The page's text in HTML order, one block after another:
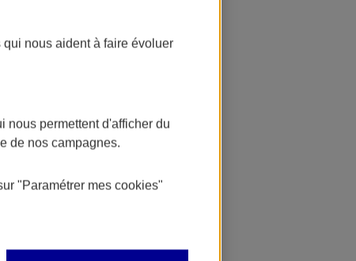
qui nous aident à faire évoluer
nous permettent d'afficher du
de nos campagnes.
"Paramétrer mes cookies"